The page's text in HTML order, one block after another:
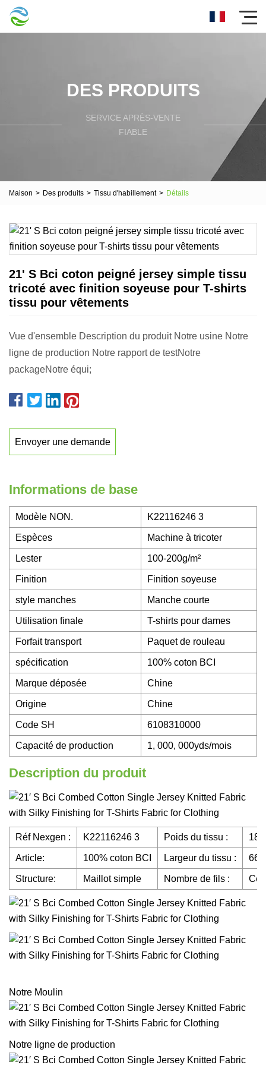
DES PRODUITS
SERVICE APRÈS-VENTE
FIABLE
Maison > Des produits > Tissu d'habillement > Détails
21' S Bci coton peigné jersey simple tissu
tricoté avec finition soyeuse pour T-shirts
tissu pour vêtements
Vue d'ensemble Description du produit Notre usine Notre
ligne de production Notre rapport de testNotre
packageNotre équi;
Envoyer une demande
Informations de base
Modèle NON. K22116246 3
Espèces Machine à tricoter
Lester 100-200g/m²
Finition Finition soyeuse
style manches Manche courte
Utilisation finale T-shirts pour dames
Forfait transport Paquet de rouleau
spécification 100% coton BCI
Marque déposée Chine
Origine Chine
Code SH 6108310000
Capacité de production 1, 000, 000yds/mois
Description du produit
Réf Nexgen : K22116246 3 Poids du tissu :
Article: 100% coton BCI Largeur du tissu : 66/
Structure: Maillot simple Nombre de fils :
Notre Moulin
Notre ligne de production